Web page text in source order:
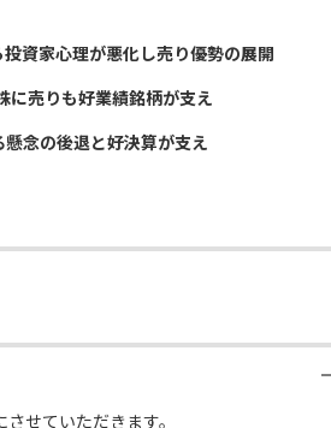
資家心理が悪化し売り優勢の展開
に売りも好業績銘柄が支え
念の後退と好決算が支え
せていただきます。